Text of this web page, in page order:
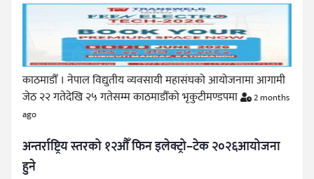
काठमाडौँ । नेपाल विद्युतीय व्यवसायी महासंघको आयोजनामा आगामी
जेठ २२ गतेदेखि २५ गतेसम्म काठमाडौँको भृकुटीमण्डपमा
2 months
ago
अन्तर्राष्ट्रिय स्तरको १२औँ फिन इलेक्ट्रो–टेक २०२६आयोजना
हुने